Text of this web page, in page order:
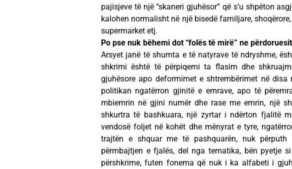
pajisjeve të një “skaneri gjuhësor” që s’u shpëton
kalohen normalisht në një bisedë familjare,
supermarket etj.
Po pse nuk bëhemi dot “folës të mirë” ne
Arsyet janë të shumta e të natyrave të ndryshme,
shkrimi është të përpiqemi ta flasim dhe
gjuhësore apo deformimet e shtrembërimet në
politikan ngatërron gjinitë e emrave, apo të
mbiemrin në gjini numër dhe rase me emrin, një
shkurtra të bashkuara, një zyrtar i ndërton fjalitë
vendosë foljet në kohët dhe mënyrat e tyre,
trajtën e shquar me të pashquarën, nuk
përmbajtjen e fjalës, del nga tematika, bën pyetje
përshkrime, futen fonema që nuk i ka alfabeti i